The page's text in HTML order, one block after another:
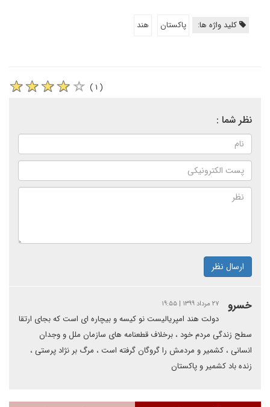
کلید واژه ها: پاکستان هند
( ۱ )
نظر شما :
ارسال نظر
خسرو ۲۷ مرداد ۱۳۹۹ | ۱۹:۵۵
دولت هند امپریالیست نو کیسه و بیچاره ای است که بجای ارتقا
سطح زندگی مردم خود ، برخلاف قطعنامه های سازمان ملل و وجدان
انسانی ، کشمیر و مردمش را گروگان گرفته است ، مرگ بر نژاد پرستی ،
زنده باد کشمیر و پاکستان